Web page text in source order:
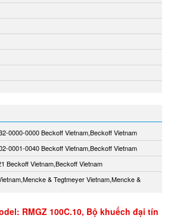
0000-0000 Beckoff Vietnam,Beckoff Vietnam
0001-0040 Beckoff Vietnam,Beckoff Vietnam
Beckoff Vietnam,Beckoff Vietnam
& Tegtmeyer Vietnam,Mencke &
RMGZ 100C.10, Bộ khuếch đại tín